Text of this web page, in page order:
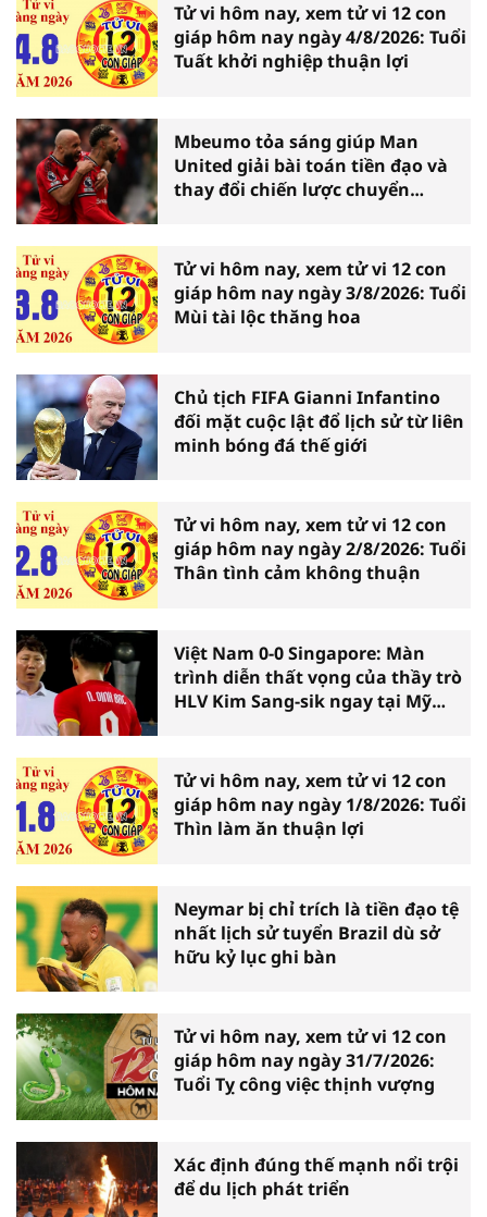
Tử vi hôm nay, xem tử vi 12 con
giáp hôm nay ngày 4/8/2026: Tuổi
Tuất khởi nghiệp thuận lợi
Mbeumo tỏa sáng giúp Man
United giải bài toán tiền đạo và
thay đổi chiến lược chuyển
Tử vi hôm nay, xem tử vi 12 con
giáp hôm nay ngày 3/8/2026: Tuổi
Mùi tài lộc thăng hoa
Chủ tịch FIFA Gianni Infantino
đối mặt cuộc lật đổ lịch sử từ liên
minh bóng đá thế giới
Tử vi hôm nay, xem tử vi 12 con
giáp hôm nay ngày 2/8/2026: Tuổi
Thân tình cảm không thuận
Việt Nam 0-0 Singapore: Màn
trình diễn thất vọng của thầy trò
HLV Kim Sang-sik ngay tại Mỹ
Tử vi hôm nay, xem tử vi 12 con
giáp hôm nay ngày 1/8/2026: Tuổi
Thìn làm ăn thuận lợi
Neymar bị chỉ trích là tiền đạo tệ
nhất lịch sử tuyển Brazil dù sở
hữu kỷ lục ghi bàn
Tử vi hôm nay, xem tử vi 12 con
giáp hôm nay ngày 31/7/2026:
Tuổi Tỵ công việc thịnh vượng
Xác định đúng thế mạnh nổi trội
để du lịch phát triển